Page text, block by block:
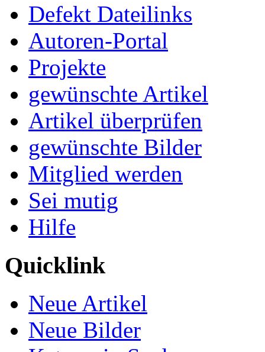
Defekt Dateilinks
Autoren-Portal
Projekte
gewünschte Artikel
Artikel überprüfen
gewünschte Bilder
Mitglied werden
Sei mutig
Hilfe
Quicklink
Neue Artikel
Neue Bilder